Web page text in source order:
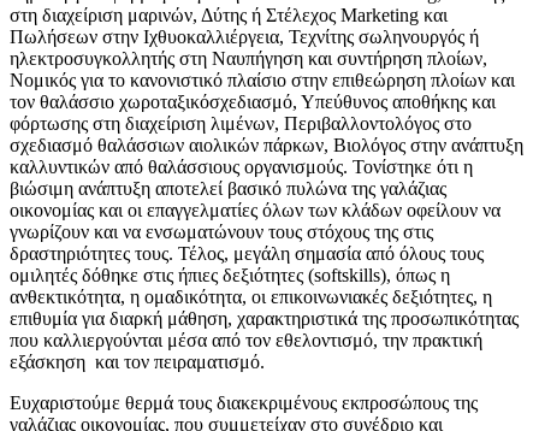
στη διαχείριση μαρινών, Δύτης ή Στέλεχος Marketing και
Πωλήσεων στην Ιχθυοκαλλιέργεια, Τεχνίτης σωληνουργός ή
ηλεκτροσυγκολλητής στη Ναυπήγηση και συντήρηση πλοίων,
Νομικός για το κανονιστικό πλαίσιο στην επιθεώρηση πλοίων και
τον θαλάσσιο χωροταξικόσχεδιασμό, Υπεύθυνος αποθήκης και
φόρτωσης στη διαχείριση λιμένων, Περιβαλλοντολόγος στο
σχεδιασμό θαλάσσιων αιολικών πάρκων, Βιολόγος στην ανάπτυξη
καλλυντικών από θαλάσσιους οργανισμούς. Τονίστηκε ότι η
βιώσιμη ανάπτυξη αποτελεί βασικό πυλώνα της γαλάζιας
οικονομίας και οι επαγγελματίες όλων των κλάδων οφείλουν να
γνωρίζουν και να ενσωματώνουν τους στόχους της στις
δραστηριότητες τους. Τέλος, μεγάλη σημασία από όλους τους
ομιλητές δόθηκε στις ήπιες δεξιότητες (softskills), όπως η
ανθεκτικότητα, η ομαδικότητα, οι επικοινωνιακές δεξιότητες, η
επιθυμία για διαρκή μάθηση, χαρακτηριστικά της προσωπικότητας
που καλλιεργούνται μέσα από τον εθελοντισμό, την πρακτική
εξάσκηση και τον πειραματισμό.
Ευχαριστούμε θερμά τους διακεκριμένους εκπροσώπους της
γαλάζιας οικονομίας, που συμμετείχαν στο συνέδριο και